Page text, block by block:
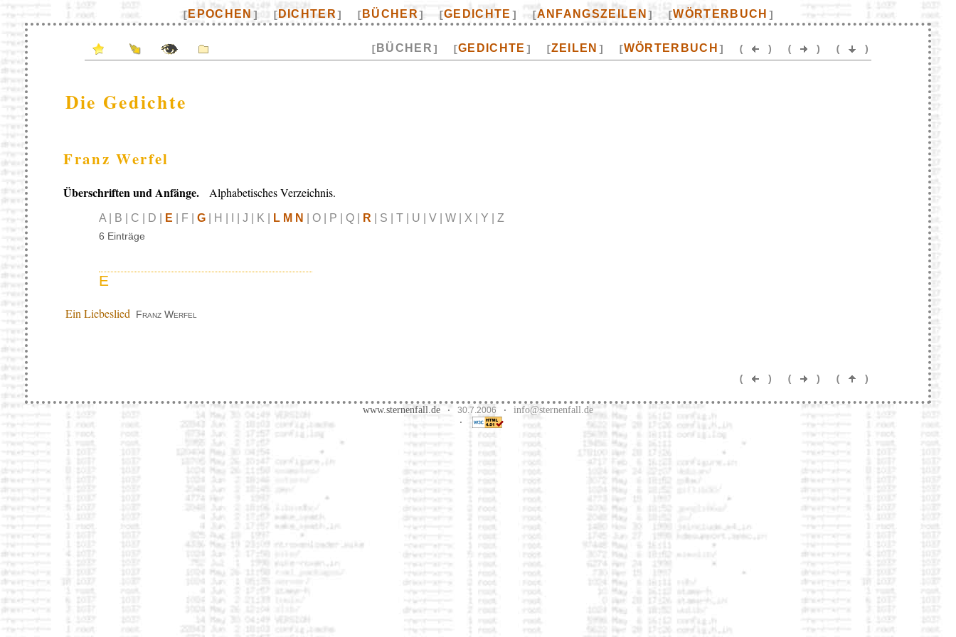
[ EPOCHEN ] [ DICHTER] [ BÜCHER] [GEDICHTE ] [ANFANGSZEILEN ] [WÖRTERBUCH ]
[ BÜCHER] [GEDICHTE ] [ZEILEN ] [WÖRTERBUCH ] ( ) ( ) ( )
Die Gedichte
Franz Werfel
Überschriften und Anfänge. Alphabetisches Verzeichnis.
A | B | C | D | E | F | G | H | I | J | K | L M N | O | P | Q | R | S | T | U | V | W | X | Y | Z
6 Einträge
E
Ein Liebeslied Franz Werfel
( ) ( ) ( )
www.sternenfall.de · 30.7.2006 · info@sternenfall.de
·